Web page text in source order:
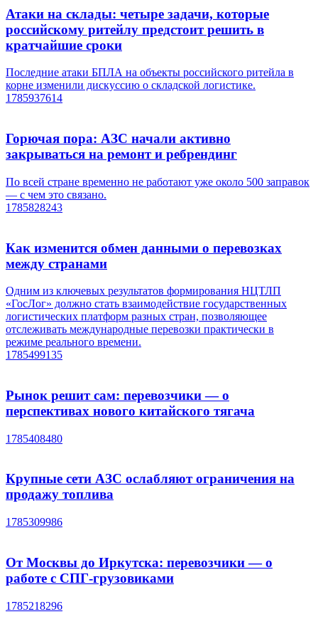
Атаки на склады: четыре задачи, которые
российскому ритейлу предстоит решить в
кратчайшие сроки
Последние атаки БПЛА на объекты российского ритейла в
корне изменили дискуссию о складской логистике.
1785937614
Горючая пора: АЗС начали активно
закрываться на ремонт и ребрендинг
По всей стране временно не работают уже около 500 заправок
— с чем это связано.
1785828243
Как изменится обмен данными о перевозках
между странами
Одним из ключевых результатов формирования НЦТЛП
«ГосЛог» должно стать взаимодействие государственных
логистических платформ разных стран, позволяющее
отслеживать международные перевозки практически в
режиме реального времени.
1785499135
Рынок решит сам: перевозчики — о
перспективах нового китайского тягача
1785408480
Крупные сети АЗС ослабляют ограничения на
продажу топлива
1785309986
От Москвы до Иркутска: перевозчики — о
работе с СПГ-грузовиками
1785218296